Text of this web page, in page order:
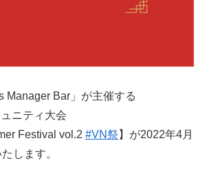
Manager Bar」が主催する
ニティ大会
Festival vol.2 #VN祭 】が2022年4月
します。